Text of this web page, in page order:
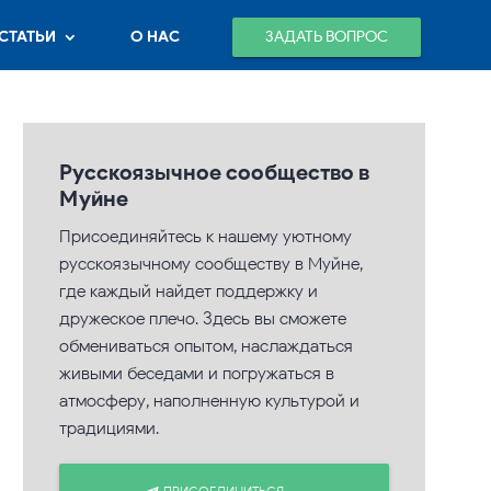
О НАС ЗАДАТЬ ВОПРОС
Русскоязычное сообщество в
Муйне
Присоединяйтесь к нашему уютному
русскоязычному сообществу в Муйне,
где каждый найдет поддержку и
дружеское плечо. Здесь вы сможете
обмениваться опытом, наслаждаться
живыми беседами и погружаться в
атмосферу, наполненную культурой и
традициями.